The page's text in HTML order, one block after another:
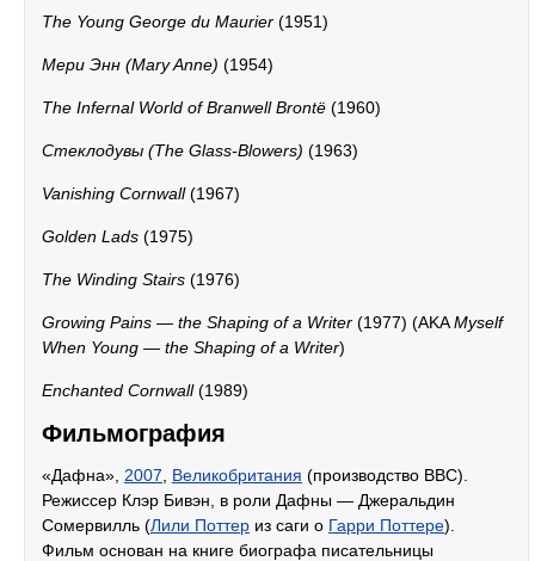
The Young George du Maurier (1951)
Мери Энн (Mary Anne) (1954)
The Infernal World of Branwell Brontë (1960)
Стеклодувы (The Glass-Blowers) (1963)
Vanishing Cornwall(1967)
Golden Lads (1975)
The Winding Stairs (1976)
Growing Pains — the Shaping of a Writer (1977) (AKAMyself
When Young — the Shaping of a Writer)
Enchanted Cornwall(1989)
Фильмография
«Дафна», 2007 Великобритания (производство BBC).
Режиссер Клэр Бивэн, в роли Дафны — Джеральдин
Сомервилль (Лили Поттер из саги о Гарри Поттере).
Фильм основан на книге биографа писательницы